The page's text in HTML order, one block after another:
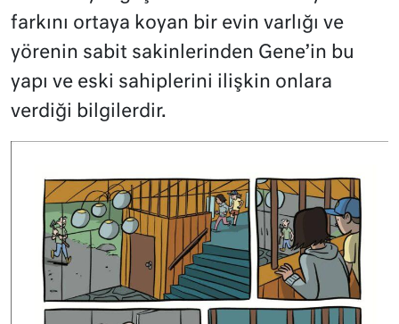
farkını ortaya koyan bir evin varlığı ve
yörenin sabit sakinlerinden Gene’in bu
yapı ve eski sahiplerini ilişkin onlara
verdiği bilgilerdir.